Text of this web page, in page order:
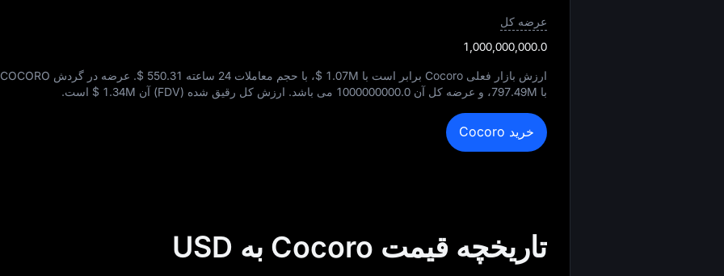
عرضه کل
1,000,000,000.0
ارزش بازار فعلی Cocoro برابر است با $ 1.07M، با حجم معاملات 24 ساعته $ 550.31
با 797.49M، و عرضه کل آن 1000000000.0 می‌ باشد. ارزش کل رقیق‌ شده (FDV) آن $ 1.34M است.
خرید Cocoro
تاریخچه قیمت Cocoro به USD